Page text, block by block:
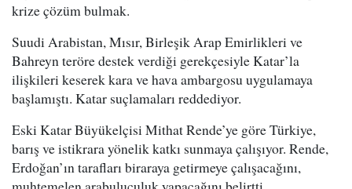
krize çözüm bulmak.
Suudi Arabistan, Mısır, Birleşik Arap Emirlikleri ve
Bahreyn teröre destek verdiği gerekçesiyle Katar’la
ilişkileri keserek kara ve hava ambargosu uygulamaya
başlamıştı. Katar suçlamaları reddediyor.
Eski Katar Büyükelçisi Mithat Rende’ye göre Türkiye,
barış ve istikrara yönelik katkı sunmaya çalışıyor. Rende,
Erdoğan’ın tarafları biraraya getirmeye çalışacağını,